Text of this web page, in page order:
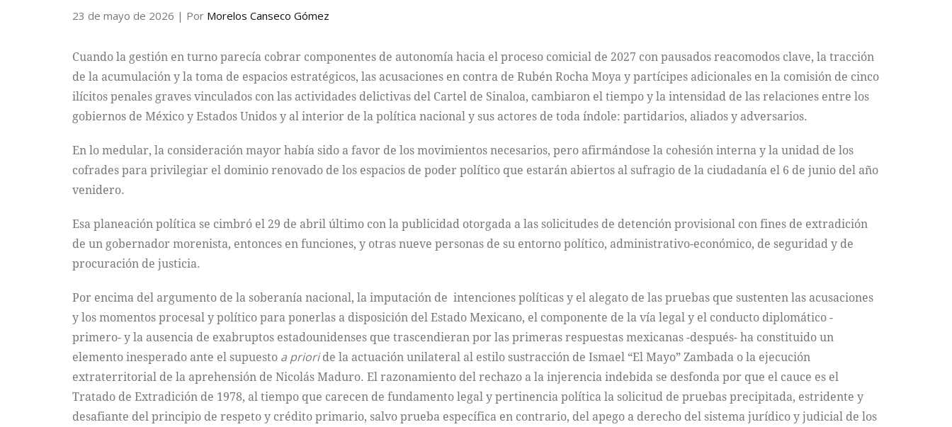
23 de mayo de 2026 | Por Morelos Canseco Gómez
Cuando la gestión en turno parecía cobrar componentes de autonomía hacia el proceso comicial de 2027 con pausados reacomodos clave, la tracción
de la acumulación y la toma de espacios estratégicos, las acusaciones en contra de Rubén Rocha Moya y partícipes adicionales en la comisión de cinco
ilícitos penales graves vinculados con las actividades delictivas del Cartel de Sinaloa, cambiaron el tiempo y la intensidad de las relaciones entre los
gobiernos de México y Estados Unidos y al interior de la política nacional y sus actores de toda índole: partidarios, aliados y adversarios.
En lo medular, la consideración mayor había sido a favor de los movimientos necesarios, pero afirmándose la cohesión interna y la unidad de los
cofrades para privilegiar el dominio renovado de los espacios de poder político que estarán abiertos al sufragio de la ciudadanía el 6 de junio del año
venidero.
Esa planeación política se cimbró el 29 de abril último con la publicidad otorgada a las solicitudes de detención provisional con fines de extradición
de un gobernador morenista, entonces en funciones, y otras nueve personas de su entorno político, administrativo-económico, de seguridad y de
procuración de justicia.
Por encima del argumento de la soberanía nacional, la imputación de intenciones políticas y el alegato de las pruebas que sustenten las acusaciones
y los momentos procesal y político para ponerlas a disposición del Estado Mexicano, el componente de la vía legal y el conducto diplomático -
primero- y la ausencia de exabruptos estadounidenses que trascendieran por las primeras respuestas mexicanas -después- ha constituido un
elemento inesperado ante el supuesto a prioride la actuación unilateral al estilo sustracción de Ismael “El Mayo” Zambada o la ejecución
extraterritorial de la aprehensión de Nicolás Maduro. El razonamiento del rechazo a la injerencia indebida se desfonda por que el cauce es el
Tratado de Extradición de 1978, al tiempo que carecen de fundamento legal y pertinencia política la solicitud de pruebas precipitada, estridente y
desafiante del principio de respeto y crédito primario, salvo prueba específica en contrario, del apego a derecho del sistema jurídico y judicial de los